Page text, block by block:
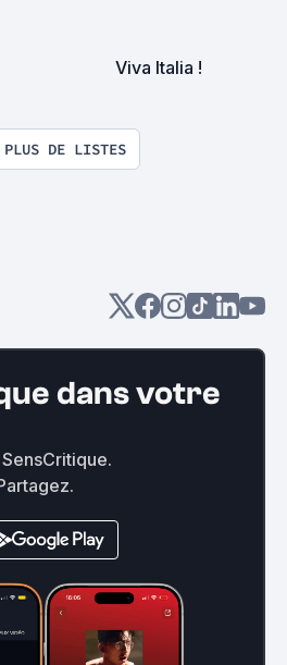
Viva Italia !
DE LISTES
dans votre